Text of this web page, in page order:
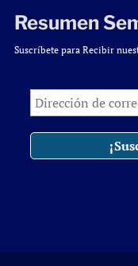
Resumen
Suscríbete para Recibir